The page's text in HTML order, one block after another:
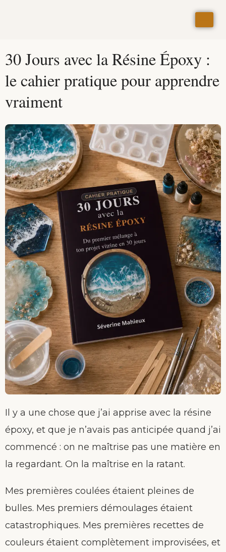
30 Jours avec la Résine Époxy :
le cahier pratique pour apprendre
vraiment
Il y a une chose que j’ai apprise avec la résine
époxy, et que je n’avais pas anticipée quand j’ai
commencé : on ne maîtrise pas une matière en
la regardant. On la maîtrise en la ratant.
Mes premières coulées étaient pleines de
bulles. Mes premiers démoulages étaient
catastrophiques. Mes premières recettes de
couleurs étaient complètement improvisées, et